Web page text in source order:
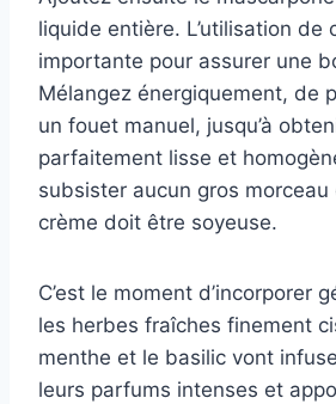
liquide entière. L’utilisation de
importante pour assurer une
Mélangez énergiquement, de
un fouet manuel, jusqu’à
parfaitement lisse et
subsister aucun gros
crème doit être soyeuse.
C’est le moment d’incorporer
les herbes fraîches finement
menthe et le basilic vont
leurs parfums intenses et